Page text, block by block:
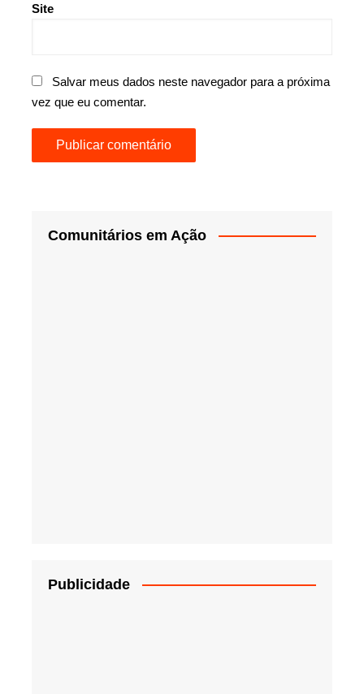
Site
Salvar meus dados neste navegador para a próxima
vez que eu comentar.
Comunitários em Ação
Publicidade